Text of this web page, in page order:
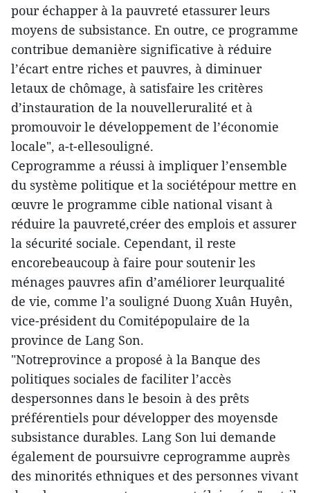
pour échapper à la pauvreté etassurer leurs
moyens de subsistance. En outre, ce programme
contribue demanière significative à réduire
l’écart entre riches et pauvres, à diminuer
letaux de chômage, à satisfaire les critères
d’instauration de la nouvelleruralité et à
promouvoir le développement de l’économie
locale", a-t-ellesouligné.
Ceprogramme a réussi à impliquer l’ensemble
du système politique et la sociétépour mettre en
œuvre le programme cible national visant à
réduire la pauvreté,créer des emplois et assurer
la sécurité sociale. Cependant, il reste
encorebeaucoup à faire pour soutenir les
ménages pauvres afin d’améliorer leurqualité
de vie, comme l’a souligné Duong Xuân Huyên,
vice-président du Comitépopulaire de la
province de Lang Son.
"Notreprovince a proposé à la Banque des
politiques sociales de faciliter l’accès
despersonnes dans le besoin à des prêts
préférentiels pour développer des moyensde
subsistance durables. Lang Son lui demande
également de poursuivre ceprogramme auprès
des minorités ethniques et des personnes vivant